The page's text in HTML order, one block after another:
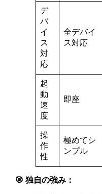
デ
バ
イ
ス
対
応
全デバイ
ス対応
起
動
速
度
即座
操
作
性
極めてシ
ンプル
🎯 独自の強み：